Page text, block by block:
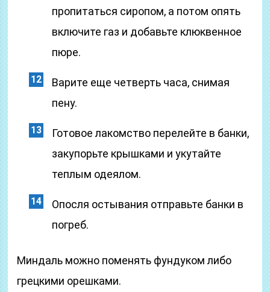
пропитаться сиропом, а потом опять
включите газ и добавьте клюквенное
пюре.
Варите еще четверть часа, снимая
пену.
Готовое лакомство перелейте в банки,
закупорьте крышками и укутайте
теплым одеялом.
Опосля остывания отправьте банки в
погреб.
Миндаль можно поменять фундуком либо
грецкими орешками.